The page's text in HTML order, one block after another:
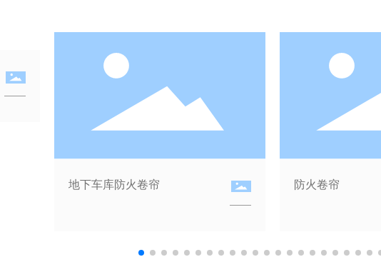
隔爆型紫外火焰探测器 线型光束感烟火